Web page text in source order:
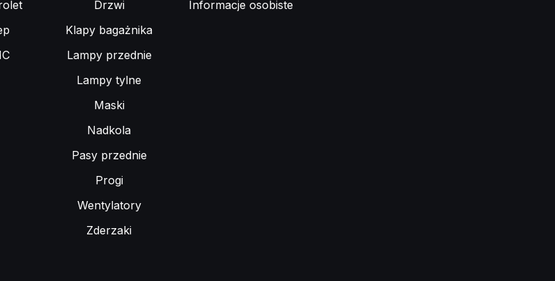
Drzwi
Klapy bagażnika
Lampy przednie
Lampy tylne
Maski
Nadkola
Pasy przednie
Progi
Wentylatory
Zderzaki
Informacje osobiste